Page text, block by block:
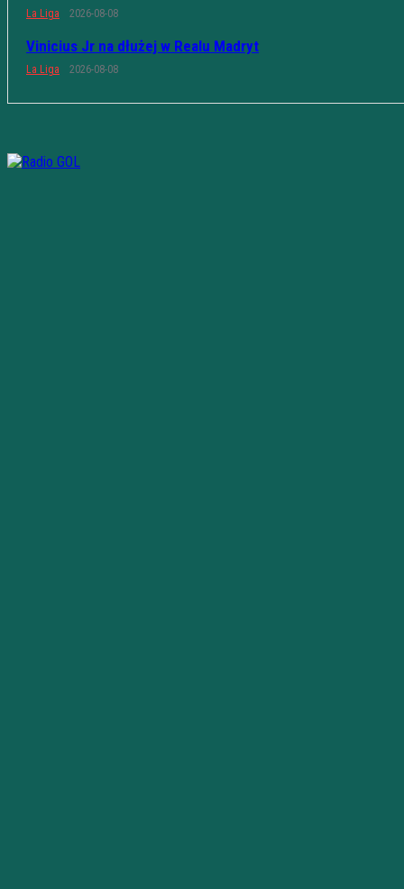
La Liga 2026-08-08
Vinicius Jr na dłużej w Realu Madryt
La Liga 2026-08-08